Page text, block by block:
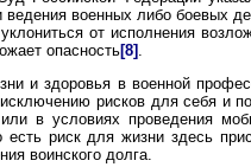
военных либо боевых
от исполнения
опасность[8] .
и здоровья в военной
рисков для себя и
в условиях проведения
есть риск для жизни здесь
воинского долга.